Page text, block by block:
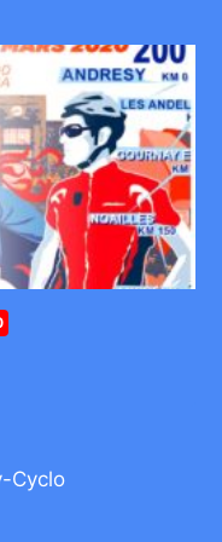
Cyclo